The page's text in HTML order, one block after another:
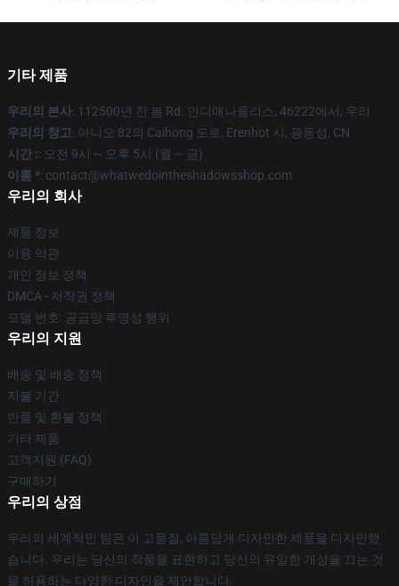
기타 제품
우리의 본사: 112500년 찬 봄 Rd. 인디애나폴리스, 46222에서, 우리
우리의 창고: 아니오 82의 Caihong 도로, Erenhot 시, 광동성, CN
시간 :: 오전 9시 ~ 오후 5시 (월 ~ 금)
이름 *: contact@whatwedointheshadowsshop.com
우리의 회사
제품 정보
이용 약관
개인 정보 정책
DMCA - 저작권 정책
모델 번호: 공급망 투명성 행위
우리의 지원
배송 및 배송 정책
지불 기간
반품 및 환불 정책
기타 제품
고객지원 (FAQ)
구매하기
우리의 상점
우리의 세계적인 팀은 이 고품질, 아름답게 디자인한 제품을 디자인했
습니다. 우리는 당신의 작풍을 표현하고 당신의 유일한 개성을 끄는 것
을 허용하는 다양한 디자인을 제안합니다.